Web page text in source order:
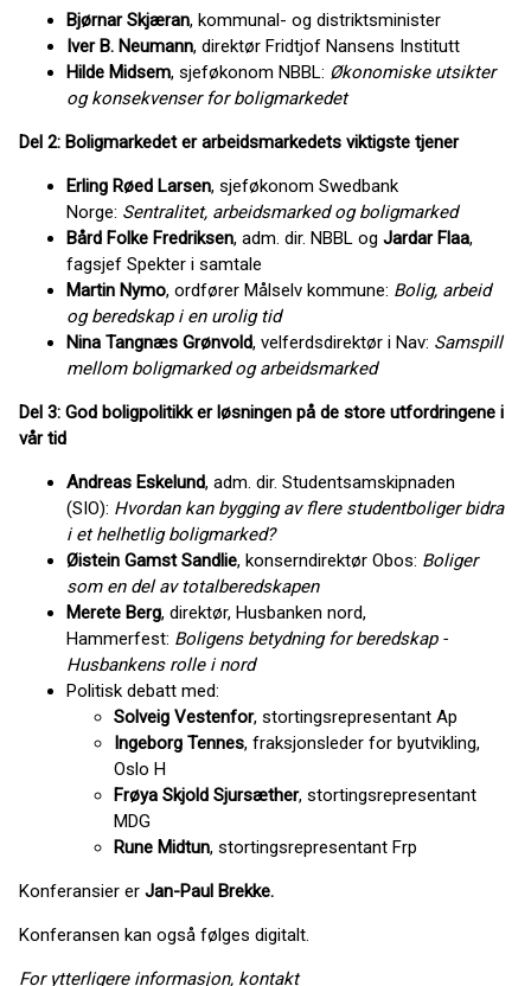
Bjørnar Skjæran, kommunal- og distriktsminister
Iver B. Neumann, direktør Fridtjof Nansens Institutt
Hilde Midsem, sjeføkonom NBBL: Økonomiske utsikter
og konsekvenser for boligmarkedet
Del 2: Boligmarkedet er arbeidsmarkedets viktigste tjener
Erling Røed Larsen, sjeføkonom Swedbank
Norge: Sentralitet, arbeidsmarked og boligmarked
Bård Folke Fredriksen, adm. dir. NBBL og Jardar Flaa,
fagsjef Spekter i samtale
Martin Nymo, ordfører Målselv kommune: Bolig, arbeid
og beredskap i en urolig tid
Nina Tangnæs Grønvold, velferdsdirektør i Nav: Samspill
mellom boligmarked og arbeidsmarked
Del 3: God boligpolitikk er løsningen på de store utfordringene i
vår tid
Andreas Eskelund, adm. dir. Studentsamskipnaden
(SIO): Hvordan kan bygging av flere studentboliger bidra
i et helhetlig boligmarked?
Øistein Gamst Sandlie, konserndirektør Obos: Boliger
som en del av totalberedskapen
Merete Berg, direktør, Husbanken nord,
Hammerfest: Boligens betydning for beredskap -
Husbankens rolle i nord
Politisk debatt med:
Solveig Vestenfor, stortingsrepresentant Ap
Ingeborg Tennes, fraksjonsleder for byutvikling,
Oslo H
Frøya Skjold Sjursæther, stortingsrepresentant
MDG
Rune Midtun, stortingsrepresentant Frp
Konferansier er Jan-Paul Brekke.
Konferansen kan også følges digitalt.
For ytterligere informasjon, kontakt